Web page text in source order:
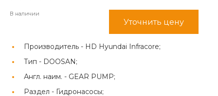
В наличии
Уточнить цену
Производитель - HD Hyundai Infracore;
Тип - DOOSAN;
Англ. наим. - GEAR PUMP;
Раздел - Гидронасосы;